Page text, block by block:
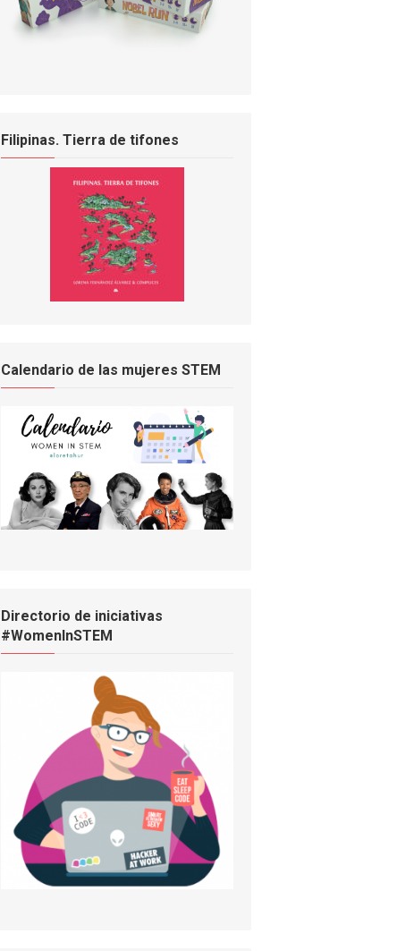
Filipinas. Tierra de tifones
Calendario de las mujeres STEM
Directorio de iniciativas
#WomenInSTEM